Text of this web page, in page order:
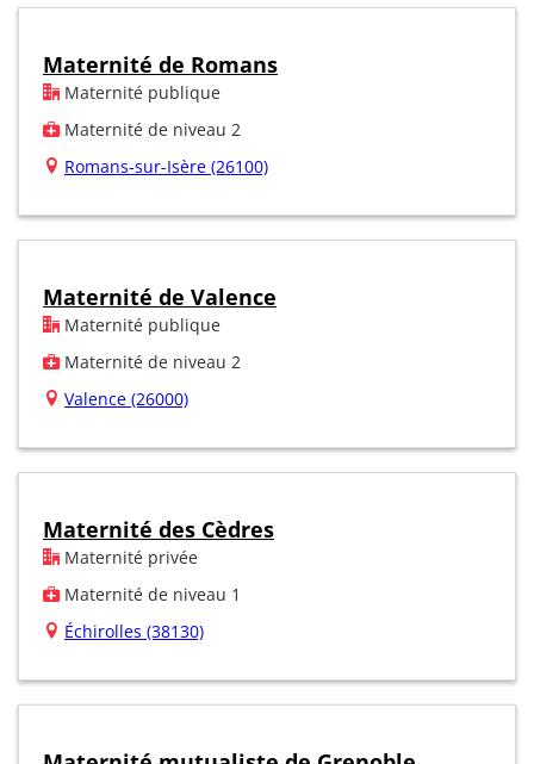
Maternité de Romans
Maternité publique
Maternité de niveau 2
Romans-sur-Isère (26100)
Maternité de Valence
Maternité publique
Maternité de niveau 2
Valence (26000)
Maternité des Cèdres
Maternité privée
Maternité de niveau 1
Échirolles (38130)